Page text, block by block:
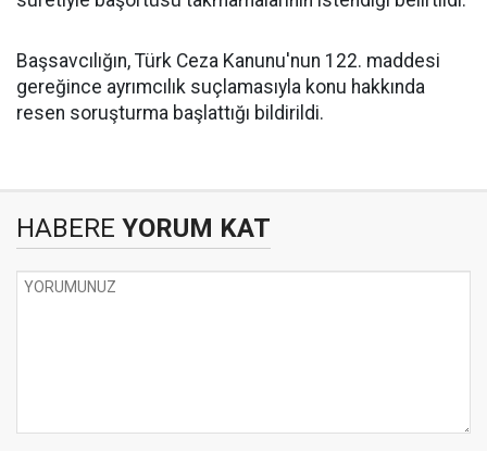
Başsavcılığın, Türk Ceza Kanunu'nun 122. maddesi
gereğince ayrımcılık suçlamasıyla konu hakkında
resen soruşturma başlattığı bildirildi.
HABERE YORUM KAT